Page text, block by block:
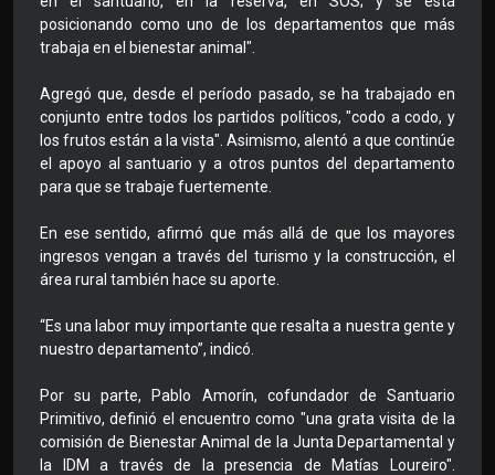
posicionando como uno de los departamentos que más
trabaja en el bienestar animal".
Agregó que, desde el período pasado, se ha trabajado en
conjunto entre todos los partidos políticos, "codo a codo, y
los frutos están a la vista". Asimismo, alentó a que continúe
el apoyo al santuario y a otros puntos del departamento
para que se trabaje fuertemente.
En ese sentido, afirmó que más allá de que los mayores
ingresos vengan a través del turismo y la construcción, el
área rural también hace su aporte.
“Es una labor muy importante que resalta a nuestra gente y
nuestro departamento”, indicó.
Por su parte, Pablo Amorín, cofundador de Santuario
Primitivo, definió el encuentro como "una grata visita de la
comisión de Bienestar Animal de la Junta Departamental y
la IDM a través de la presencia de Matías Loureiro".